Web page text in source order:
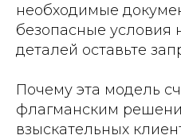
необходимые
безопасные условия
деталей оставьте
Почему эта модель
флагманским
взыскательных